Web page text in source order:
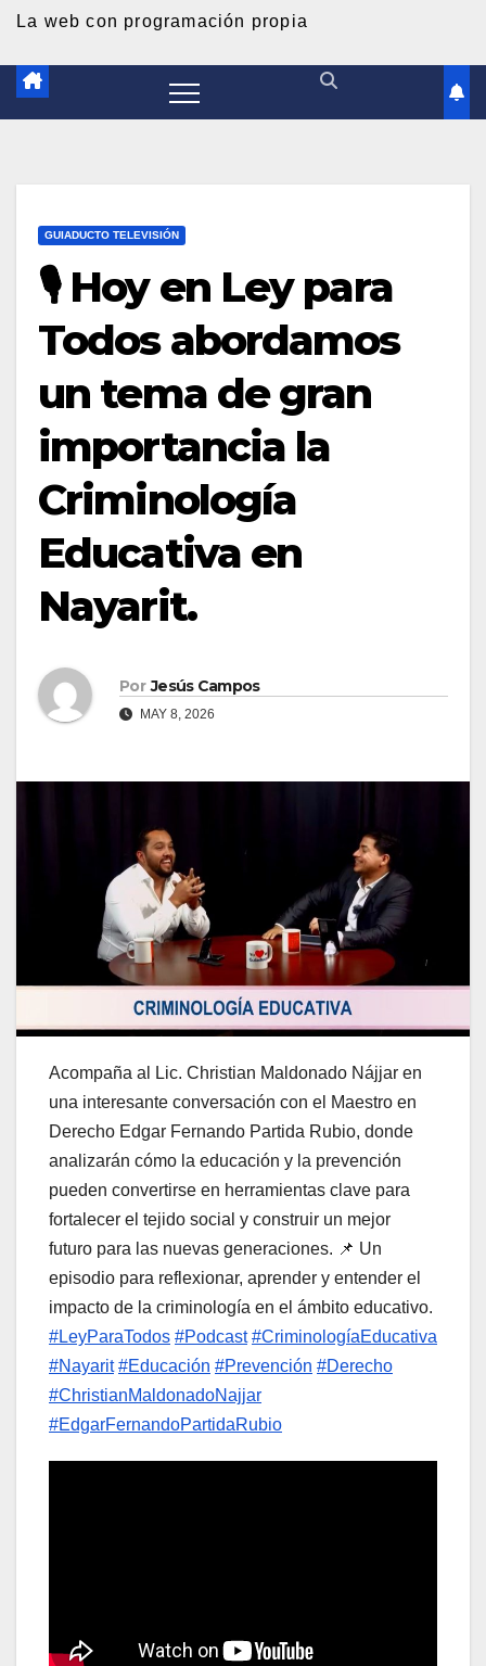
La web con programación propia
GUIADUCTO TELEVISIÓN
🎙️ Hoy en Ley para
Todos abordamos
un tema de gran
importancia la
Criminología
Educativa en
Nayarit.
Por Jesús Campos
MAY 8, 2026
Acompaña al Lic. Christian Maldonado Nájjar en
una interesante conversación con el Maestro en
Derecho Edgar Fernando Partida Rubio, donde
analizarán cómo la educación y la prevención
pueden convertirse en herramientas clave para
fortalecer el tejido social y construir un mejor
futuro para las nuevas generaciones. 📌 Un
episodio para reflexionar, aprender y entender el
impacto de la criminología en el ámbito educativo.
#LeyParaTodos #Podcast #CriminologíaEducativa
#Nayarit #Educación #Prevención #Derecho
#ChristianMaldonadoNajjar
#EdgarFernandoPartidaRubio